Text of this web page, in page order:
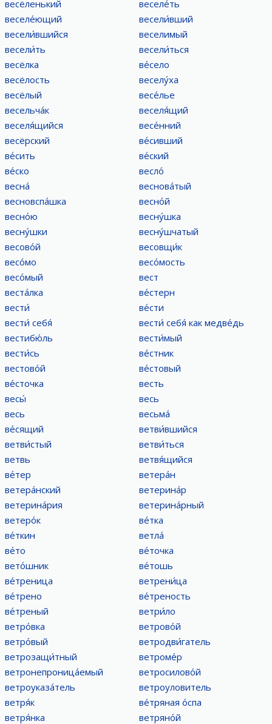
весёленький
веселе́ть
веселе́ющий
весели́вший
весели́вшийся
веселимый
весели́ть
весели́ться
весёлка
ве́село
весёлость
веселу́ха
весёлый
весе́лье
весельча́к
веселя́щий
веселя́щийся
весе́нний
весёрский
ве́сивший
ве́сить
ве́ский
ве́ско
весло́
весна́
веснова́тый
весновспа́шка
весно́й
весно́ю
весну́шка
весну́шки
весну́шчатый
весово́й
весовщи́к
весо́мо
весо́мость
весо́мый
вест
веста́лка
ве́стерн
вести́
ве́сти
вести́ себя́
вести́ себя́ как медве́дь
вестибю́ль
вести́мый
вести́сь
ве́стник
вестово́й
ве́стовый
ве́сточка
весть
весы́
весь
весь
весьма́
ве́сящий
ветви́вшийся
ветви́стый
ветви́ться
ветвь
ветвя́щийся
ве́тер
ветера́н
ветера́нский
ветерина́р
ветерина́рия
ветерина́рный
ветеро́к
ве́тка
ве́ткин
ветла́
ве́то
ве́точка
вето́шник
ве́тошь
ве́треница
ветрени́ца
ве́трено
ве́треность
ве́треный
ветри́ло
ветро́вка
ветрово́й
ветро́вый
ветродви́гатель
ветрозащи́тный
ветроме́р
ветронепроница́емый
ветросилово́й
ветроуказа́тель
ветроуловитель
ветря́к
ве́тряная о́спа
ветря́нка
ветряно́й